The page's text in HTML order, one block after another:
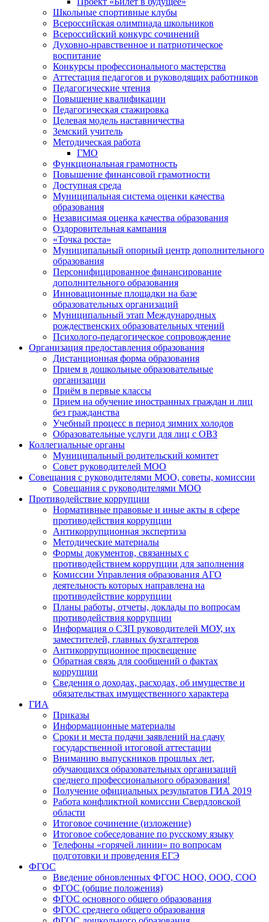
Школьные спортивные клубы
Всероссийская олимпиада школьников
Всероссийский конкурс сочинений
Духовно-нравственное и патриотическое
воспитание
Конкурсы профессионального мастерства
Аттестация педагогов и руководящих работников
Педагогические чтения
Повышение квалификации
Педагогическая стажировка
Целевая модель наставничества
Земский учитель
Методическая работа
ГМО
Функциональная грамотность
Повышение финансовой грамотности
Доступная среда
Муниципальная система оценки качества
образования
Независимая оценка качества образования
Оздоровительная кампания
«Точка роста»
Муниципальный опорный центр дополнительного
образования
Персонифицированное финансирование
дополнительного образования
Инновационные площадки на базе
образовательных организаций
Муниципальный этап Международных
рождественских образовательных чтений
Психолого-педагогическое сопровождение
Организация предоставления образования
Дистанционная форма образования
Прием в дошкольные образовательные
организации
Приём в первые классы
Прием на обучение иностранных граждан и лиц
без гражданства
Учебный процесс в период зимних холодов
Образовательные услуги для лиц с ОВЗ
Коллегиальные органы
Муниципальный родительский комитет
Совет руководителей МОО
Совещания с руководителями МОО, советы, комиссии
Совещания с руководителями МОО
Противодействие коррупции
Нормативные правовые и иные акты в сфере
противодействия коррупции
Антикоррупционная экспертиза
Методические материалы
Формы документов, связанных с
противодействием коррупции для заполнения
Комиссии Управления образования АГО
деятельность которых направлена на
противодействие коррупции
Планы работы, отчеты, доклады по вопросам
противодействия коррупции
Информация о СЗП руководителей МОУ, их
заместителей, главных бухгалтеров
Антикоррупционное просвещение
Обратная связь для сообщений о фактах
коррупции
Сведения о доходах, расходах, об имуществе и
обязательствах имущественного характера
ГИА
Приказы
Информационные материалы
Сроки и места подачи заявлений на сдачу
государственной итоговой аттестации
Вниманию выпускников прошлых лет,
обучающихся образовательных организаций
среднего профессионального образования!
Получение официальных результатов ГИА 2019
Работа конфликтной комиссии Свердловской
области
Итоговое сочинение (изложение)
Итоговое собеседование по русскому языку
Телефоны «горячей линии» по вопросам
подготовки и проведения ЕГЭ
ФГОС
Введение обновленных ФГОС НОО, ООО, СОО
ФГОС (общие положения)
ФГОС основного общего образования
ФГОС среднего общего образования